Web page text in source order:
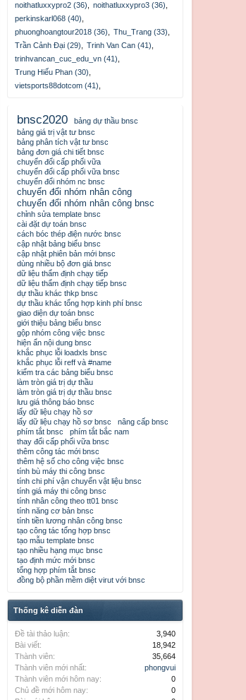
noithatluxxypro2 (36)
noithatluxxypro3 (36)
perkinskarl068 (40)
phuonghoangtour2018 (36)
Thu_Trang (33)
Trần Cảnh Đại (29)
Trinh Van Can (41)
trinhvancan_cuc_edu_vn (41)
Trung Hiếu Phan (30)
vietsports88dotcom (41)
bnsc2020
bảng dự thầu bnsc
bảng giá trị vật tư bnsc
bảng phân tích vật tư bnsc
bảng đơn giá chi tiết bnsc
chuyển đổi cấp phối vữa
chuyển đổi cấp phối vữa bnsc
chuyển đổi nhóm nc bnsc
chuyển đổi nhóm nhân công
chuyển đổi nhóm nhân công bnsc
chỉnh sửa template bnsc
cài đặt dự toán bnsc
cách bóc thép điện nước bnsc
cập nhật bảng biểu bnsc
cập nhật phiên bản mới bnsc
dùng nhiều bộ đơn giá bnsc
dữ liệu thẩm định chạy tiếp
dữ liệu thẩm định chạy tiếp bnsc
dự thầu khác thkp bnsc
dự thầu khác tổng hợp kinh phí bnsc
giao diện dự toán bnsc
giới thiệu bảng biểu bnsc
gộp nhóm công việc bnsc
hiện ẩn nội dung bnsc
khắc phục lỗi loadxls bnsc
khắc phục lỗi reff và #name
kiểm tra các bảng biểu bnsc
làm tròn giá trị dự thầu
làm tròn giá trị dự thầu bnsc
lưu giá thông báo bnsc
lấy dữ liệu chạy hồ sơ
lấy dữ liệu chạy hồ sơ bnsc
nâng cấp bnsc
phím tắt bnsc
phím tắt bắc nam
thay đổi cấp phối vữa bnsc
thêm công tác mới bnsc
thêm hệ số cho công việc bnsc
tính bù máy thi công bnsc
tính chi phí vận chuyển vật liệu bnsc
tính giá máy thi công bnsc
tính nhân công theo tt01 bnsc
tính năng cơ bản bnsc
tính tiền lương nhân công bnsc
tạo công tác tổng hợp bnsc
tạo mẫu template bnsc
tạo nhiều hạng mục bnsc
tạo định mức mới bnsc
tổng hợp phím tắt bnsc
đồng bộ phần mềm diệt virut với bnsc
Thống kê diễn đàn
Đề tài thảo luận:
3,940
Bài viết:
18,942
Thành viên:
35,664
Thành viên mới nhất:
phongvui
Thành viên mới hôm nay:
0
Chủ đề mới hôm nay:
0